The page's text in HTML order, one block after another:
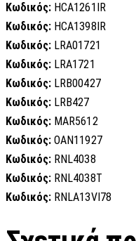
Κωδικός: HCA1261IR
Κωδικός: HCA1398IR
Κωδικός: LRA01721
Κωδικός: LRA1721
Κωδικός: LRB00427
Κωδικός: LRB427
Κωδικός: MAR5612
Κωδικός: OAN11927
Κωδικός: RNL4038
Κωδικός: RNL4038T
Κωδικός: RNLA13VI78